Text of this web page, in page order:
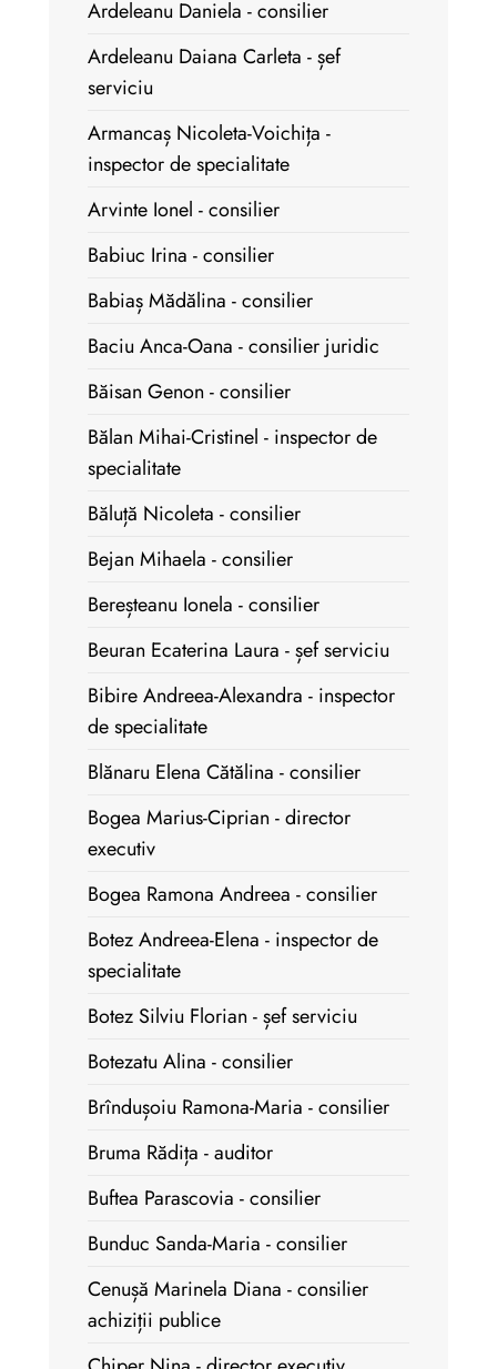
Ardeleanu Daniela - consilier
Ardeleanu Daiana Carleta - șef
serviciu
Armancaș Nicoleta-Voichița -
inspector de specialitate
Arvinte Ionel - consilier
Babiuc Irina - consilier
Babiaș Mădălina - consilier
Baciu Anca-Oana - consilier juridic
Băisan Genon - consilier
Bălan Mihai-Cristinel - inspector de
specialitate
Băluță Nicoleta - consilier
Bejan Mihaela - consilier
Bereșteanu Ionela - consilier
Beuran Ecaterina Laura - șef serviciu
Bibire Andreea-Alexandra - inspector
de specialitate
Blănaru Elena Cătălina - consilier
Bogea Marius-Ciprian - director
executiv
Bogea Ramona Andreea - consilier
Botez Andreea-Elena - inspector de
specialitate
Botez Silviu Florian - șef serviciu
Botezatu Alina - consilier
Brîndușoiu Ramona-Maria - consilier
Bruma Rădița - auditor
Buftea Parascovia - consilier
Bunduc Sanda-Maria - consilier
Cenușă Marinela Diana - consilier
achiziții publice